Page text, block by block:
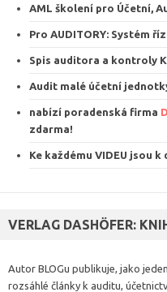
AML školení pro Účetní,
Pro AUDITORY: Systém
Spis auditora a kontroly
Audit malé účetní
nabízí poradenská firma
zdarma!
Ke každému VIDEU jsou k
VERLAG DASHÖFER:
Autor BLOGu publikuje, jako
rozsáhlé články k auditu,